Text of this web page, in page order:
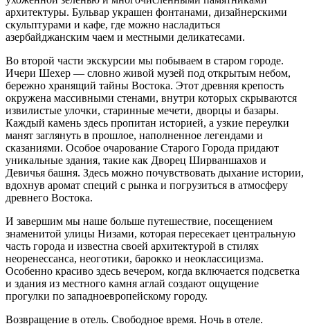
архитектуры. Бульвар украшен фонтанами, дизайнерскими
скульптурами и кафе, где можно насладиться
азербайджанским чаем и местными деликатесами.
Во второй части экскурсии мы побываем в старом городе.
Ичери Шехер — словно живой музей под открытым небом,
бережно хранящий тайны Востока. Этот древняя крепость
окружена массивными стенами, внутри которых скрываются
извилистые улочки, старинные мечети, дворцы и базары.
Каждый камень здесь пропитан историей, а узкие переулки
манят заглянуть в прошлое, наполненное легендами и
сказаниями. Особое очарование Старого Города придают
уникальные здания, такие как Дворец Ширваншахов и
Девичья башня. Здесь можно почувствовать дыхание истории,
вдохнув аромат специй с рынка и погрузиться в атмосферу
древнего Востока.
И завершим мы наше больше путешествие, посещением
знаменитой улицы Низами, которая пересекает центральную
часть города и известна своей архитектурой в стилях
неоренессанса, неоготики, барокко и неоклассицизма.
Особенно красиво здесь вечером, когда включается подсветка
и здания из местного камня аглай создают ощущение
прогулки по западноевропейскому городу.
Возвращение в отель. Свободное время. Ночь в отеле.